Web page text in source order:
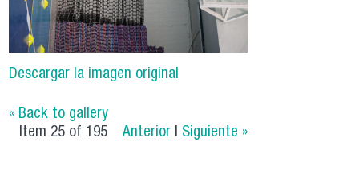
Descargar la imagen original
« Back to gallery
Item 25 of 195
Anterior Siguiente »